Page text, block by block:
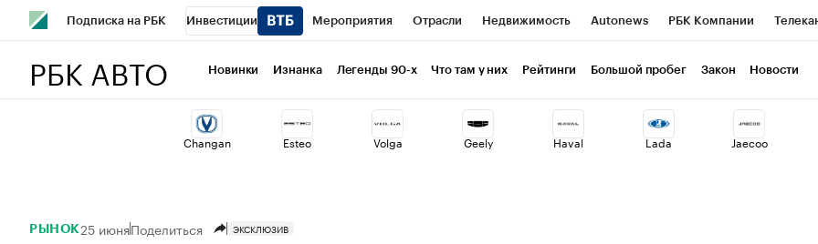
Подписка на РБК Инвестиции Мероприятия Отрасли Недвижимость Autonews РБК Компании
Национальные проекты
РБК Бизнес-среда Дискуссионный клуб Исследования Кредитные рейтинги Франшизы Газета Спецпроекты
Проверка контрагентов Политика Экономика Бизнес Технологии и медиа Финансы Рынок
РБК АВТО Новинки Изнанка Легенды 90-х Что там у них Рейтинги Большой пробег Закон Новости
Changan Esteo Volga Geely Haval Lada Jaecoo
РЫНОК 25 июняПоделиться ЭКСКЛЮЗИВ